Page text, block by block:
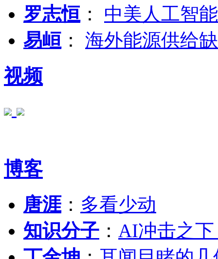
罗志恒 ： 中美人工智
易峘 ： 海外能源供给
视频
博客
唐涯： 多看少动
知识分子 ： AI冲击之